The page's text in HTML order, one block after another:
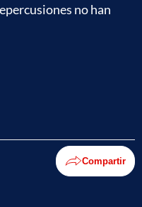
no han
Compartir